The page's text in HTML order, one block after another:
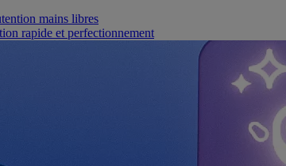
mains libres
rapide et perfectionnement